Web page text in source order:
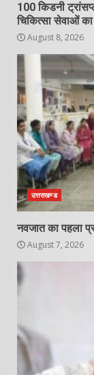
100 किडनी
चिकित्सा सेवाओं का
August 8, 2026
उत्तराखण्ड
नवजात का पहला
August 7, 2026